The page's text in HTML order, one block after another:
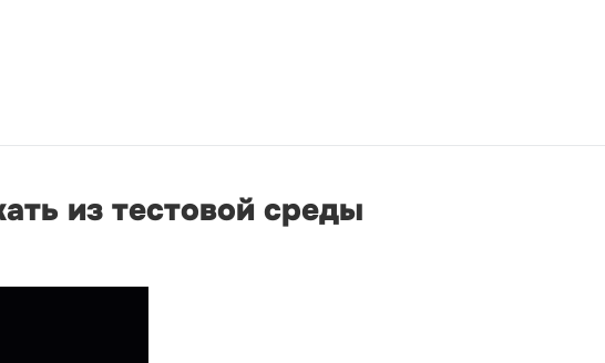
из тестовой среды